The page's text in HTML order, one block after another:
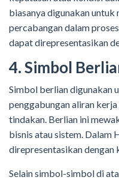
biasanya digunakan
percabangan dalam
dapat direpresentasikan
4. Simbol
Simbol berlian digunakan
penggabungan aliran
tindakan. Berlian ini
bisnis atau sistem. Dalam
direpresentasikan dengan
Selain simbol-simbol di